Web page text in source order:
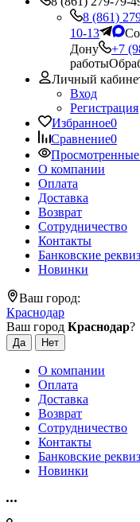
8 (861)
10-13
Дону
+7
работы
Личный
Вход
Регистрация
Избранное0
Сравнение0
О компании
Оплата
Доставка
Возврат
Сотрудничество
Контакты
Банковские
Новинки
Ваш город:
Краснодар
Ваш город Краснодар?
О компании
Оплата
Доставка
Возврат
Сотрудничество
Контакты
Банковские
Новинки